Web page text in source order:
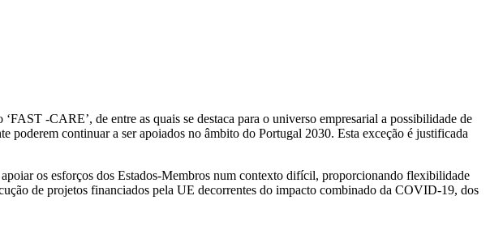
-CARE’, de entre as quais se destaca para o universo empresarial a possibilidade de
continuar a ser apoiados no âmbito do Portugal 2030. Esta exceção é justificada
os esforços dos Estados-Membros num contexto difícil, proporcionando flexibilidade
de projetos financiados pela UE decorrentes do impacto combinado da COVID-19, dos